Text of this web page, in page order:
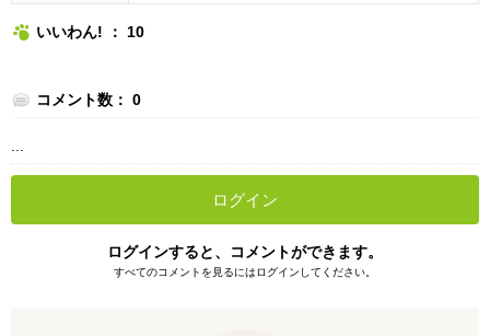
いいわん! ： 10
コメント数： 0
ログイン
ログインすると、コメントができます。
すべてのコメントを見るにはログインしてください。